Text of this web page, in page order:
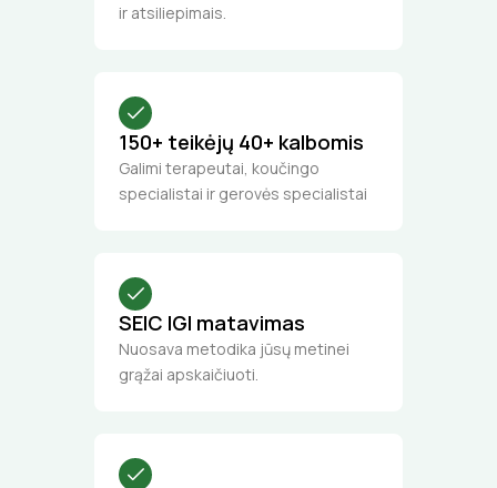
ir atsiliepimais.
150+ teikėjų 40+ kalbomis
Galimi terapeutai, koučingo
specialistai ir gerovės specialistai
SEIC IGI matavimas
Nuosava metodika jūsų metinei
grąžai apskaičiuoti.